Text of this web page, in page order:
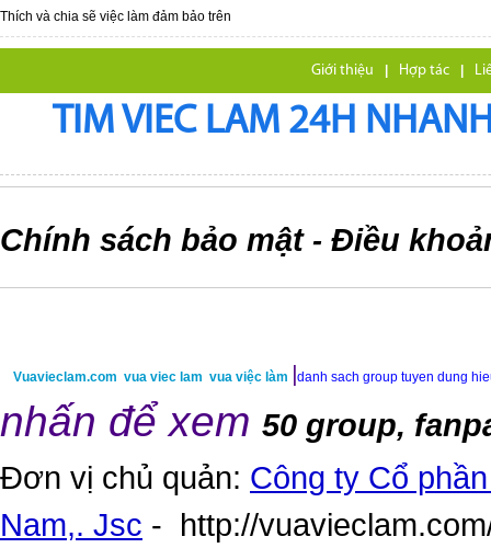
Thích và chia sẽ việc làm đảm bảo trên
Giới thiệu | Hợp tác |
TIM VIEC LAM 24H
Chính sách bảo mật - Điều
Vuavieclam.com vua viec lam vua việc làm |danh sach group tuyen dung
nhấn để xem 50 group,
Đơn vị chủ quản: Công ty Cổ
Nam,. Jsc - http://